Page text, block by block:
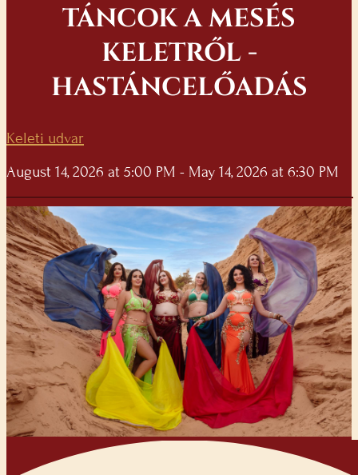
TÁNCOK A MESÉS
KELETRŐL -
HASTÁNCELŐADÁS
Keleti udvar
August 14, 2026 at 5:00 PM - May 14, 2026 at 6:30 PM